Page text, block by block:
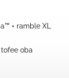
+ ramble XL
oba